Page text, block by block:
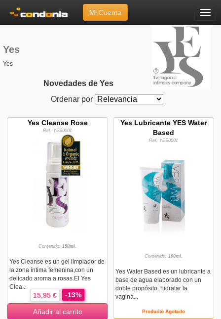
Menú
Mi Cuenta
Yes
Yes
Novedades de Yes
Ordenar por
Yes Cleanse Rose
Ref. YES0001
Contenido:150ml.
Yes Cleanse es un gel limpiador de
la zona íntima femenina,con un
delicado aroma a rosas.El Yes
Clea...
15,95 € -13%
Añadir al carrito
Yes Lubricante YES Water
Based
Ref. YES0001
Contenido: 100ml.
Yes Water Based es un lubricante a
base de agua elaborado con un
doble propósito, hidratar la
vagina...
Producto Agotado